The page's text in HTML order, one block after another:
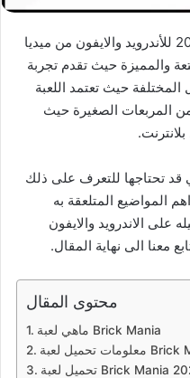
تحميل لعبة Brick Mania مهكرة 2025 للأندرويد والايفون من ميديا
والمميزة حيث تقدم تجربة
حيث تعتمد اللعبة
المربعات الصغيرة حيث
قد تحتاجها للتعرف على ذلك
المواضيع المتلعقة به
على الاندرويد والايفون
معنا الى نهاية المقال.
محتوى المقال
ماهي لعبة Brick Mania